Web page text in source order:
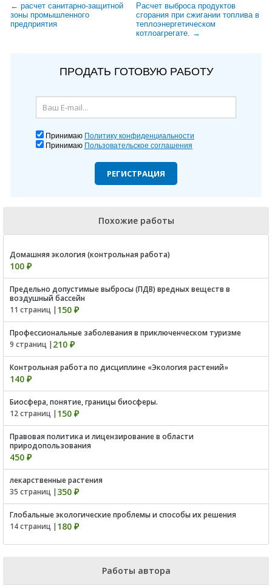
← расчет санитарно-защитной
зоны промышленного
предприятия
Расчет выброса продуктов
сгорания при сжигании топлива в
теплоэнергетическом
котлоагрегате. →
ПРОДАТЬ ГОТОВУЮ РАБОТУ
Принимаю Политику конфиденциальности
Принимаю Пользовательское соглашения
РЕГИСТРАЦИЯ
Похожие работы
Домашняя экология (контрольная работа)
100 ₽
Предельно допустимые выбросы (ПДВ) вредных веществ в
воздушный бассейн
11 страниц | 150 ₽
Профессиональные заболевания в приключенческом туризме
9 страниц | 210 ₽
Контрольная работа по дисциплине «Экология растений»
140 ₽
Биосфера, понятие, границы биосферы.
12 страниц | 150 ₽
Правовая политика и лицензирование в области
природопользования
450 ₽
лекарственные растения
35 страниц | 350 ₽
Глобальные экологические проблемы и способы их решения
14 страниц | 180 ₽
Работы автора